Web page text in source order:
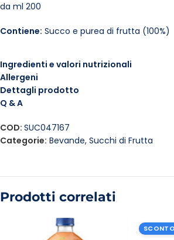
da ml 200
Contiene: Succo e purea di frutta (100%)
Ingredienti e valori nutrizionali
Allergeni
Dettagli prodotto
Q & A
COD: SUC047167
Categorie: Bevande, Succhi di Frutta
Prodotti correlati